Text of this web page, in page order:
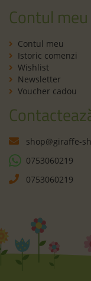
Contul meu
Contul meu
Istoric comenzi
Wishlist
Newsletter
Voucher cadou
shop@giraffe-
0753060219
0753060219